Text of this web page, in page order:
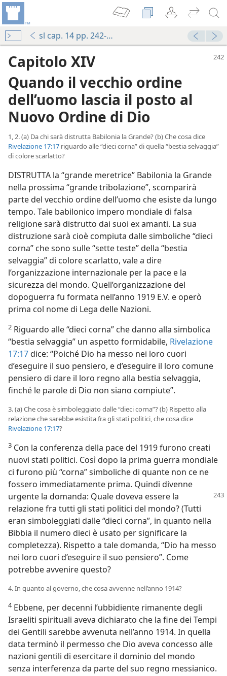
sl cap. 14 pp. 242-274
Capitolo XIV
Quando il vecchio ordine
dell’uomo lascia il posto al
Nuovo Ordine di Dio
1, 2. (a) Da chi sarà distrutta Babilonia la Grande? (b) Che cosa dice
Rivelazione 17:17 riguardo alle “dieci corna” di quella “bestia selvaggia”
di colore scarlatto?
DISTRUTTA la “grande meretrice” Babilonia la Grande
nella prossima “grande tribolazione”, scomparirà
parte del vecchio ordine dell’uomo che esiste da lungo
tempo. Tale babilonico impero mondiale di falsa
religione sarà distrutto dai suoi ex amanti. La sua
distruzione sarà cioè compiuta dalle simboliche “dieci
corna” che sono sulle “sette teste” della “bestia
selvaggia” di colore scarlatto, vale a dire
l’organizzazione internazionale per la pace e la
sicurezza del mondo. Quell’organizzazione del
dopoguerra fu formata nell’anno 1919 E.V. e operò
prima col nome di Lega delle Nazioni.
2 Riguardo alle “dieci corna” che danno alla simbolica
“bestia selvaggia” un aspetto formidabile, Rivelazione
17:17dice: “Poiché Dio ha messo nei loro cuori
d’eseguire il suo pensiero, e d’eseguire il loro comune
pensiero di dare il loro regno alla bestia selvaggia,
finché le parole di Dio non siano compiute”.
3. (a) Che cosa è simboleggiato dalle “dieci corna”? (b) Rispetto alla
relazione che sarebbe esistita fra gli stati politici, che cosa dice
Rivelazione 17:17?
3 Con la conferenza della pace del 1919 furono creati
nuovi stati politici. Così dopo la prima guerra mondiale
ci furono più “corna” simboliche di quante non ce ne
fossero immediatamente prima. Quindi divenne
urgente la domanda: Quale doveva essere la
relazione fra tutti gli stati politici del mondo? (Tutti
eran simboleggiati dalle “dieci corna”, in quanto nella
Bibbia il numero dieci è usato per significare la
completezza). Rispetto a tale domanda, “Dio ha messo
nei loro cuori d’eseguire il suo pensiero”. Come
potrebbe avvenire questo?
4. In quanto al governo, che cosa avvenne nell’anno 1914?
4Ebbene, per decenni l’ubbidiente rimanente degli
Israeliti spirituali aveva dichiarato che la fine dei Tempi
dei Gentili sarebbe avvenuta nell’anno 1914. In quella
data terminò il permesso che Dio aveva concesso alle
nazioni gentili di esercitare il dominio del mondo
senza interferenza da parte del suo regno messianico.